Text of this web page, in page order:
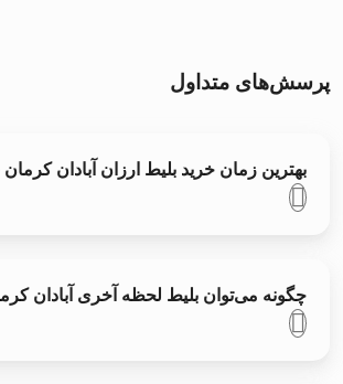
پرسش‌های متداول
بهترین زمان خرید بلیط ارزان آبادان
چگونه می‌توان بلیط لحظه آخری آبادان